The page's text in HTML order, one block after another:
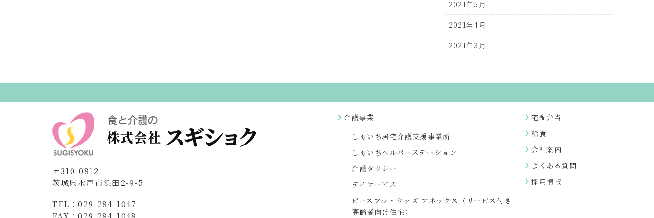
2021年5月
2021年4月
2021年3月
〒310-0812
茨城県水戸市浜田2-9-5
TEL：029-284-1047
介護事業
しもいち居宅介護支援事業所
しもいちヘルパーステーション
介護タクシー
デイサービス
ピースフル・ウッズ アネックス（サービス付き
高齢者向け住宅）
宅配弁当
給食
会社案内
よくある質問
採用情報